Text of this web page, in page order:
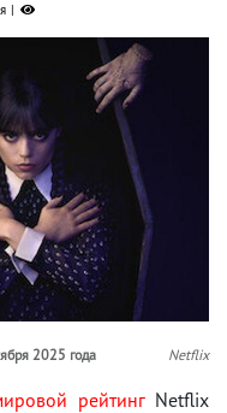
2025 года Netflix
рейтингNetflix